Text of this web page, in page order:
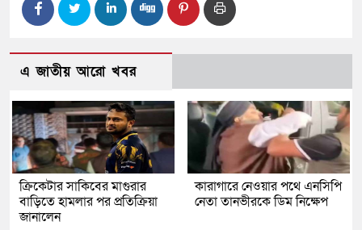
এ জাতীয় আরো খবর
ক্রিকেটার সাকিবের মাগুরার
বাড়িতে হামলার পর প্রতিক্রিয়া
জানালেন
কারাগারে নেওয়ার পথে এনসিপি
নেতা তানভীরকে ডিম নিক্ষেপ